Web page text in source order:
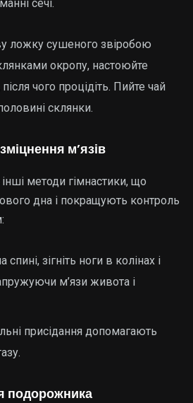
сечі.
ложку сушеного звіробою
окропу, настоюйте
чого процідіть. Пийте чай
склянки.
м’язів
методи гімнастики, що
дна і покращують контроль
спині, зігніть ноги в колінах і
м’язи живота і
присідання допомагають
подорожника